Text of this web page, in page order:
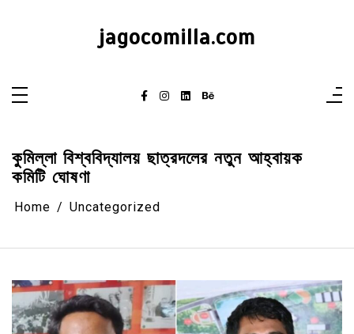
jagocomilla.com
কুমিল্লা বিশ্ববিদ্যালয় ছাত্রদলের নতুন আহ্বায়ক
কমিটি ঘোষণা
Home Uncategorized